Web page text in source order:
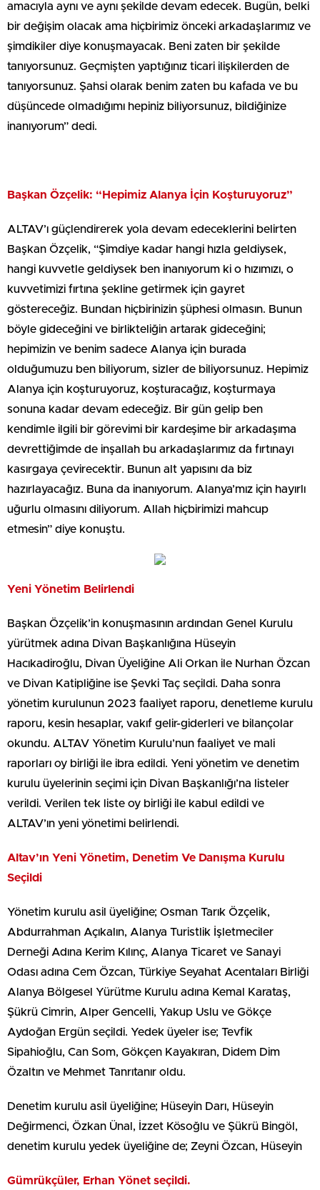
amacıyla aynı ve aynı şekilde devam edecek. Bugün, belki
bir değişim olacak ama hiçbirimiz önceki arkadaşlarımız ve
şimdikiler diye konuşmayacak. Beni zaten bir şekilde
tanıyorsunuz. Geçmişten yaptığınız ticari ilişkilerden de
tanıyorsunuz. Şahsi olarak benim zaten bu kafada ve bu
düşüncede olmadığımı hepiniz biliyorsunuz, bildiğinize
inanıyorum” dedi.
Başkan Özçelik: “Hepimiz Alanya İçin Koşturuyoruz”
ALTAV’ı güçlendirerek yola devam edeceklerini belirten
Başkan Özçelik, “Şimdiye kadar hangi hızla geldiysek,
hangi kuvvetle geldiysek ben inanıyorum ki o hızımızı, o
kuvvetimizi fırtına şekline getirmek için gayret
göstereceğiz. Bundan hiçbirinizin şüphesi olmasın. Bunun
böyle gideceğini ve birlikteliğin artarak gideceğini;
hepimizin ve benim sadece Alanya için burada
olduğumuzu ben biliyorum, sizler de biliyorsunuz. Hepimiz
Alanya için koşturuyoruz, koşturacağız, koşturmaya
sonuna kadar devam edeceğiz. Bir gün gelip ben
kendimle ilgili bir görevimi bir kardeşime bir arkadaşıma
devrettiğimde de inşallah bu arkadaşlarımız da fırtınayı
kasırgaya çevirecektir. Bunun alt yapısını da biz
hazırlayacağız. Buna da inanıyorum. Alanya’mız için hayırlı
uğurlu olmasını diliyorum. Allah hiçbirimizi mahcup
etmesin” diye konuştu.
Yeni Yönetim Belirlendi
Başkan Özçelik’in konuşmasının ardından Genel Kurulu
yürütmek adına Divan Başkanlığına Hüseyin
Hacıkadiroğlu, Divan Üyeliğine Ali Orkan ile Nurhan Özcan
ve Divan Katipliğine ise Şevki Taç seçildi. Daha sonra
yönetim kurulunun 2023 faaliyet raporu, denetleme kurulu
raporu, kesin hesaplar, vakıf gelir-giderleri ve bilançolar
okundu. ALTAV Yönetim Kurulu’nun faaliyet ve mali
raporları oy birliği ile ibra edildi. Yeni yönetim ve denetim
kurulu üyelerinin seçimi için Divan Başkanlığı’na listeler
verildi. Verilen tek liste oy birliği ile kabul edildi ve
ALTAV’ın yeni yönetimi belirlendi.
Altav’ın Yeni Yönetim, Denetim Ve Danışma Kurulu
Seçildi
Yönetim kurulu asil üyeliğine; Osman Tarık Özçelik,
Abdurrahman Açıkalın, Alanya Turistlik İşletmeciler
Derneği Adına Kerim Kılınç, Alanya Ticaret ve Sanayi
Odası adına Cem Özcan, Türkiye Seyahat Acentaları Birliği
Alanya Bölgesel Yürütme Kurulu adına Kemal Karataş,
Şükrü Cimrin, Alper Gencelli, Yakup Uslu ve Gökçe
Aydoğan Ergün seçildi. Yedek üyeler ise; Tevfik
Sipahioğlu, Can Som, Gökçen Kayakıran, Didem Dim
Özaltın ve Mehmet Tanrıtanır oldu.
Denetim kurulu asil üyeliğine; Hüseyin Darı, Hüseyin
Değirmenci, Özkan Ünal, İzzet Kösoğlu ve Şükrü Bingöl,
denetim kurulu yedek üyeliğine de; Zeyni Özcan, Hüseyin
Gümrükçüler, Erhan Yönet seçildi.